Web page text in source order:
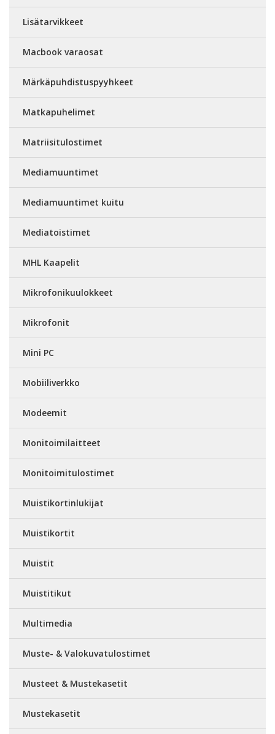
Lisätarvikkeet
Macbook varaosat
Märkäpuhdistuspyyhkeet
Matkapuhelimet
Matriisitulostimet
Mediamuuntimet
Mediamuuntimet kuitu
Mediatoistimet
MHL Kaapelit
Mikrofonikuulokkeet
Mikrofonit
Mini PC
Mobiiliverkko
Modeemit
Monitoimilaitteet
Monitoimitulostimet
Muistikortinlukijat
Muistikortit
Muistit
Muistitikut
Multimedia
Muste- & Valokuvatulostimet
Musteet & Mustekasetit
Mustekasetit